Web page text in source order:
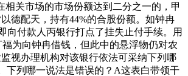
关市场的市场份额达到二分之一的，甲
德配天，持有44%的合股份额。如钟冉
向付款人丙银行打点了挂失止付手续。用
为向钟冉借钱，但此中的悬浮物仍对农
视办理机构对该银行依法可采纳下列哪
下列哪一说法是错误的？A这表白带领干